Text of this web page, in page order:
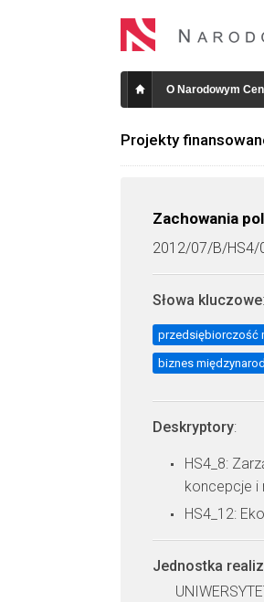
O Narodowym
Projekty
Zachowania
2012/07/B/HS4/
Słowa kluczowe:
przedsiębiorczość
biznes
Deskryptory:
HS4_8:
koncepcje i
HS4_12:
Jednostka